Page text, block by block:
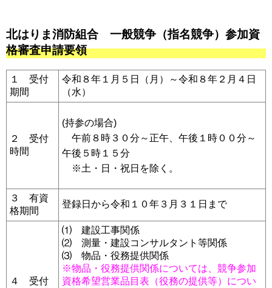
北はりま消防組合 一般競争（指名競争）参加資
格審査申請要領
１ 受付
期間
令和８年１月５日（月）～令和８年２月４日
（水）
２ 受付
時間
(持参の場合)
午前８時３０分～正午、午後１時００分～
午後５時１５分
※土・日・祝日を除く。
３ 有資
格期間
登録日から令和１０年３月３１日まで
４ 受付
⑴ 建設工事関係
⑵ 測量・建設コンサルタント等関係
⑶ 物品・役務提供関係
※物品・役務提供関係については、競争参加
資格希望営業品目表（役務の提供等）につい